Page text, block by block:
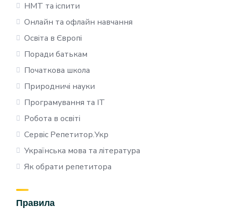
НМТ та іспити
Онлайн та офлайн навчання
Освіта в Європі
Поради батькам
Початкова школа
Природничі науки
Програмування та IT
Робота в освіті
Сервіс Репетитор.Укр
Українська мова та література
Як обрати репетитора
Правила